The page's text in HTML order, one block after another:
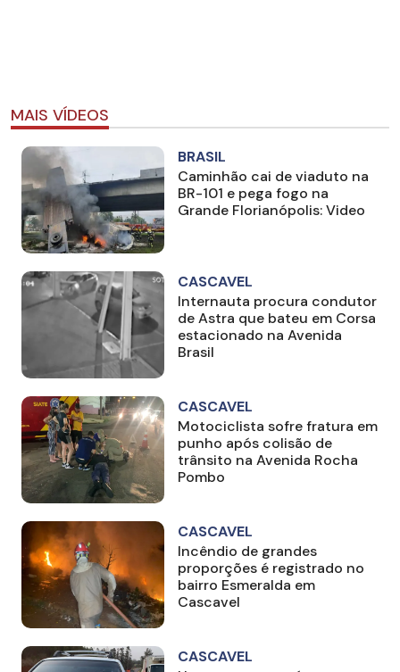
MAIS VÍDEOS
BRASIL
Caminhão cai de viaduto na
BR-101 e pega fogo na
Grande Florianópolis: Video
CASCAVEL
Internauta procura condutor
de Astra que bateu em Corsa
estacionado na Avenida
Brasil
CASCAVEL
Motociclista sofre fratura em
punho após colisão de
trânsito na Avenida Rocha
Pombo
CASCAVEL
Incêndio de grandes
proporções é registrado no
bairro Esmeralda em
Cascavel
CASCAVEL